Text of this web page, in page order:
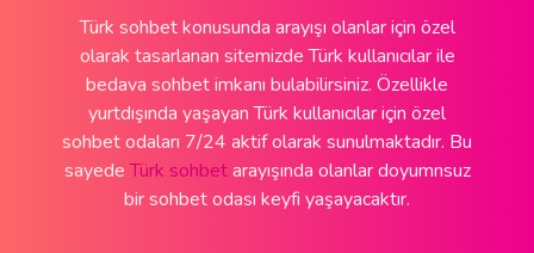
Türk sohbet konusunda arayışı olanlar için özel
olarak tasarlanan sitemizde Türk kullanıcılar ile
bedava sohbet imkanı bulabilirsiniz. Özellikle
yurtdışında yaşayan Türk kullanıcılar için özel
sohbet odaları 7/24 aktif olarak sunulmaktadır. Bu
sayedeTürk sohbetarayışında olanlar doyumnsuz
bir sohbet odası keyfi yaşayacaktır.